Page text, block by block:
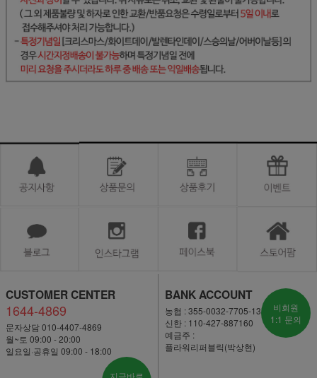
CUSTOMER CENTER
1644-4869
문자상담 010-4407-4869
월~토 09:00 - 20:00
일요일·공휴일 09:00 - 18:00
지금바로
BANK ACCOUNT
농협 : 355-0032-7705-13
신한 : 110-427-887160
예금주 :
플라워리퍼블릭(박상현)
비회원
1:1 문의